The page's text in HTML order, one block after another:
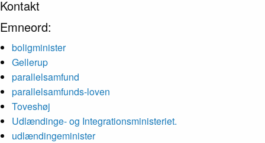
Kontakt
Emneord:
boligminister
Gellerup
parallelsamfund
parallelsamfunds-loven
Toveshøj
Udlændinge- og Integrationsministeriet.
udlændingeminister